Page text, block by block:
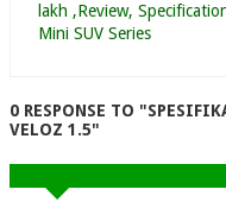
lakh ,Review,
Mini SUV Series
0 RESPONSE TO
VELOZ 1.5"